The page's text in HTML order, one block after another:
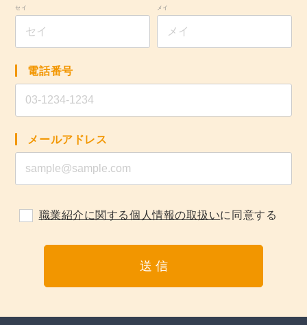
セイ メイ
電話番号
メールアドレス
職業紹介に関する個人情報の取扱いに同意する